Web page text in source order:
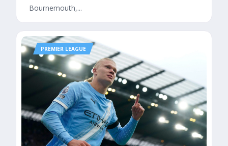
Bournemouth,...
PREMIER LEAGUE